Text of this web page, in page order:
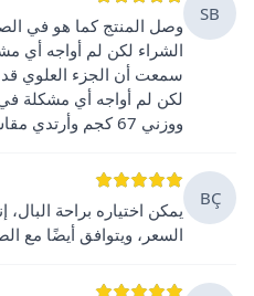
SB
وصل المنتج كما هو في
الشراء لكن لم أواجه أي
سمعت أن الجزء العلوي قد
ووزني 67 كجم وأرتدي مقاس M.
BÇ
يمكن اختياره براحة البال،
السعر، ويتوافق أيضًا مع